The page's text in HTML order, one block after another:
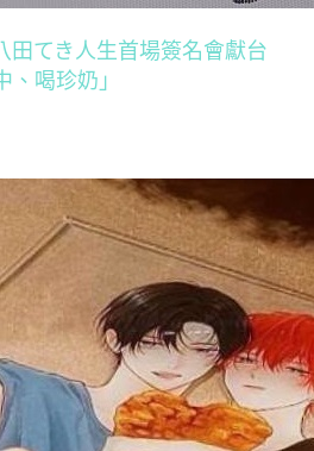
田てき人生首場簽名會獻台
喝珍奶」